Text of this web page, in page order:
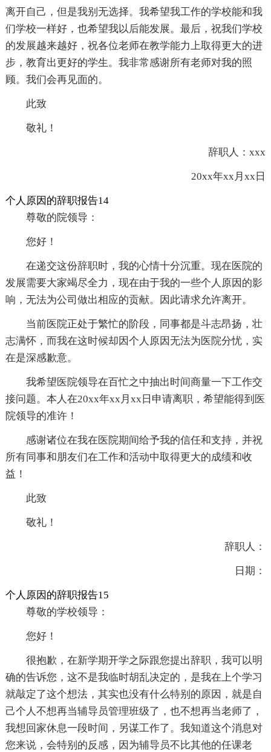
离开自己，但是我别无选择。我希望我工作的学校能和我
们学校一样好，也希望我以后能发展。最后，祝我们学校
的发展越来越好，祝各位老师在教学能力上取得更大的进
步，教育出更好的学生。我非常感谢所有老师对我的照
顾。我们会再见面的。
此致
敬礼！
辞职人：xxx
20xx年xx月xx日
个人原因的辞职报告14
尊敬的院领导：
您好！
在递交这份辞职时，我的心情十分沉重。现在医院的
发展需要大家竭尽全力，现在由于我的一些个人原因的影
响，无法为公司做出相应的贡献。因此请求允许离开。
当前医院正处于繁忙的阶段，同事都是斗志昂扬，壮
志满怀，而我在这时候却因个人原因无法为医院分忧，实
在是深感歉意。
我希望医院领导在百忙之中抽出时间商量一下工作交
接问题。本人在20xx年xx月xx日申请离职，希望能得到医
院领导的准许！
感谢诸位在我在医院期间给予我的信任和支持，并祝
所有同事和朋友们在工作和活动中取得更大的成绩和收
益！
此致
敬礼！
辞职人：
日期：
个人原因的辞职报告15
尊敬的学校领导：
您好！
很抱歉，在新学期开学之际跟您提出辞职，我可以明
确的告诉您，这不是我临时胡乱决定的，是我在上个学习
就敲定了这个想法，其实也没有什么特别的原因，就是自
己个人不想再当辅导员管理班级了，也不想再当老师了，
我想回家休息一段时间，另谋工作了。我知道这个消息对
您来说，会特别的反感，因为辅导员不比其他的任课老